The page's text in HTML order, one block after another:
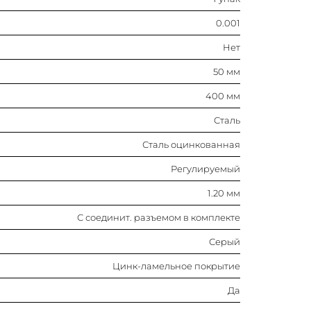
Да
Нет
Нет
Горизонтальн.
0.001
Нет
50 мм
400 мм
Сталь
Сталь оцинкованная
Регулируемый
1.20 мм
С соединит. разъемом в комплекте
Серый
Цинк-ламельное покрытие
Да